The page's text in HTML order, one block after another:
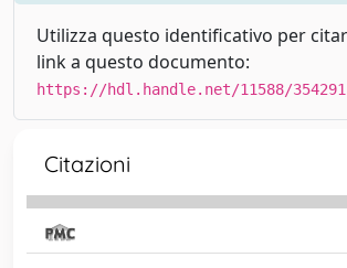
Utilizza questo identificativo per
link a questo documento:
https://hdl.handle.net/11588/354291
Citazioni